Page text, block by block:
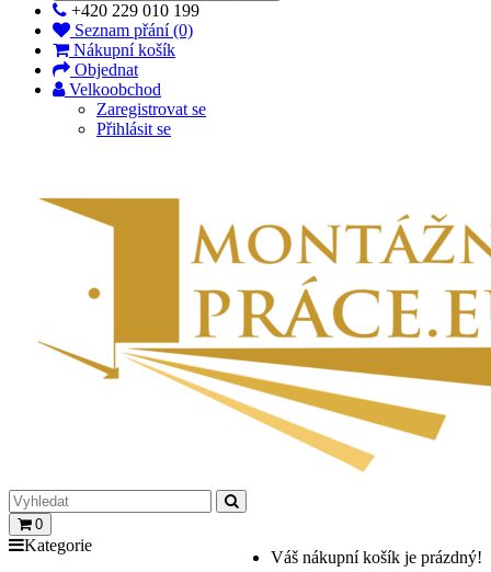
+420 229 010 199
Seznam přání (0)
Nákupní košík
Objednat
Velkoobchod
Zaregistrovat se
Přihlásit se
0
Váš nákupní košík je prázdný!
Kategorie